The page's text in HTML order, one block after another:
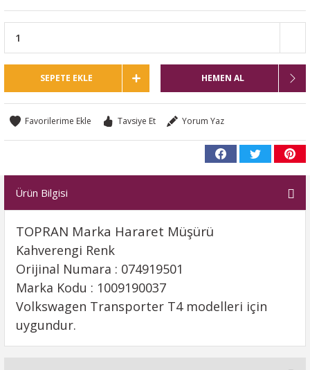
SEPETE EKLE HEMEN AL
Tavsiye Et Yorum Yaz
Ürün Bilgisi
TOPRAN Marka Hararet Müşürü
Kahverengi Renk
Orijinal Numara : 074919501
Marka Kodu : 1009190037
Volkswagen Transporter T4 modelleri için
uygundur.